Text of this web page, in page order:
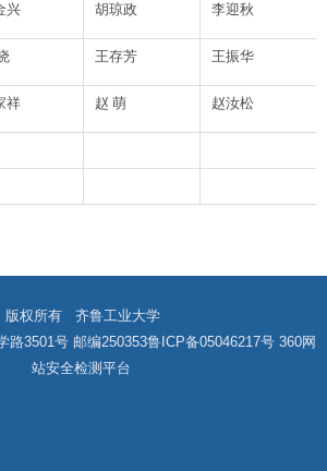
兴 胡琼政 李迎秋
王存芳 王振华
祥 赵 萌 赵汝松
版权所有 齐鲁工业大学
路3501号 邮编250353鲁ICP备05046217号360网
站安全检测平台